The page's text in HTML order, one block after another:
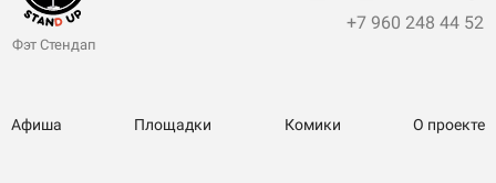
Фэт Стендап
+7 960 248 44 52
Афиша Площадки Комики О проекте